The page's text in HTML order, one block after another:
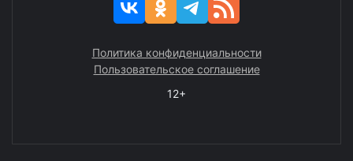
Политика конфиденциальности
Пользовательское соглашение
12+